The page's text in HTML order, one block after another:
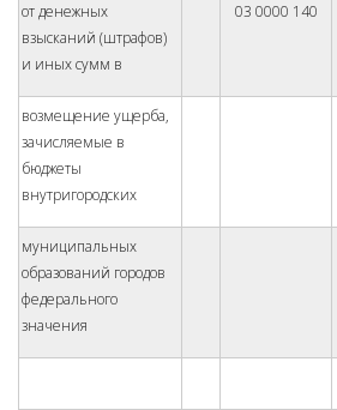
от денежных
взысканий (штрафов)
и иных сумм в
03 0000 140
возмещение ущерба,
зачисляемые в
бюджеты
внутригородских
муниципальных
образований городов
федерального
значения